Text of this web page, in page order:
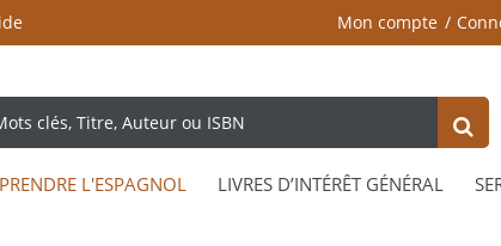
Mon compte
L'ESPAGNOL LIVRES D’INTÉRÊT GÉNÉRAL